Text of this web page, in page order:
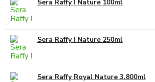
Sera Raffy I Nature 100ml
Sera Raffy I Nature 250ml
Sera Raffy Royal Nature 3.800ml